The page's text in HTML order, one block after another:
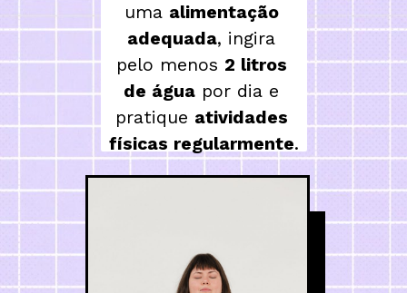
uma alimentação
adequada, ingira
pelo menos 2 litros
de água por dia e
pratique atividades
físicas regularmente.